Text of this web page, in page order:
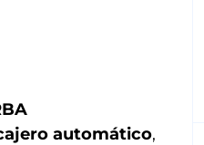
automático,